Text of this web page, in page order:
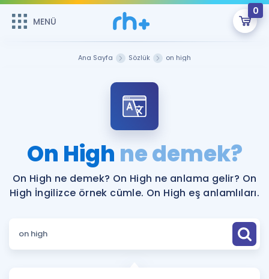
MENÜ
0
Şifremi Hatırlamıyorum
ÜYE DEĞİLİM
Sepetin Şu An Boş.
Remzi Hoca ile seni sınava hazırlayacak onlarca eğitim seni
bekliyor!
MENÜ
Katılımcı Görüşleri
Faydalı Araçlar
Sözlük
Ana Sayfa Sözlük on high
On High ne demek?
On High ne demek? On High ne anlama gelir? On
High İngilizce örnek cümle. On High eş anlamlıları.